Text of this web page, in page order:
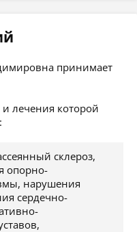
принимает
и лечения которой
склероз,
опорно-
нарушения
сердечно-